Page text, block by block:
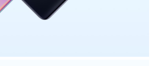
España | Seleccione país/región